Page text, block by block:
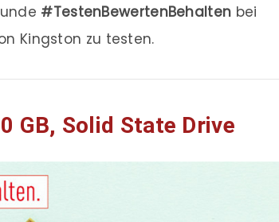
#TestenBewertenBehalten bei
Kingston zu testen.
GB, Solid State Drive